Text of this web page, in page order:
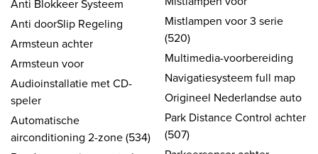
Anti Blokkeer Systeem
Anti doorSlip Regeling
Armsteun achter
Armsteun voor
Audioinstallatie met CD-
speler
Automatische
airconditioning 2-zone (534)
Mistlampen voor 3 serie
(520)
Multimedia-voorbereiding
Navigatiesysteem full map
Origineel Nederlandse auto
Park Distance Control achter
(507)